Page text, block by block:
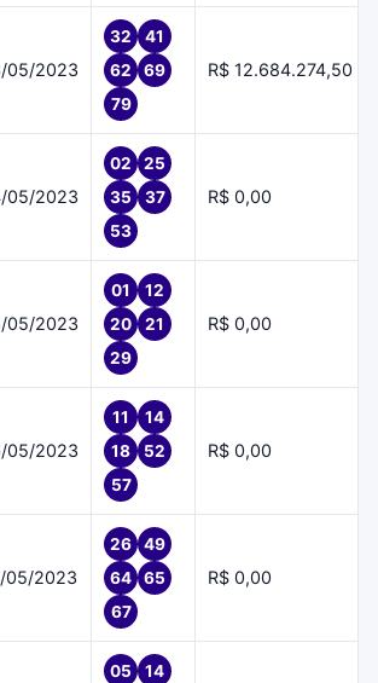
05/2023
32
41
62
69
79
R$ 12.684.274,50
05/2023
02
25
35
37
53
R$ 0,00
05/2023
01
12
20
21
29
R$ 0,00
05/2023
11
14
18
52
57
R$ 0,00
05/2023
26
49
64
65
67
R$ 0,00
05
14